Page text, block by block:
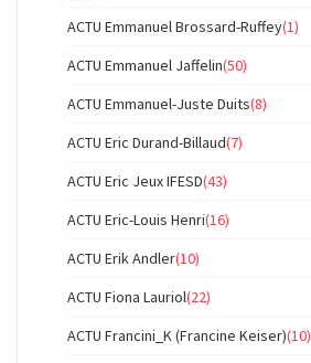
ACTU Emmanuel Brossard-Ruffey(1)
ACTU Emmanuel Jaffelin(50)
ACTU Emmanuel-Juste Duits(8)
ACTU Eric Durand-Billaud(7)
ACTU Eric Jeux IFESD(43)
ACTU Eric-Louis Henri(16)
ACTU Erik Andler(10)
ACTU Fiona Lauriol(22)
ACTU Francini_K (Francine Keiser)(10)